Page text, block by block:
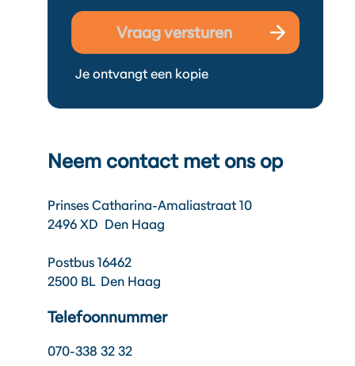
Vraag versturen
Je ontvangt een kopie
Neem contact met ons op
Prinses Catharina-Amaliastraat 10
2496 XD Den Haag
Postbus 16462
2500 BL Den Haag
Telefoonnummer
070-338 32 32